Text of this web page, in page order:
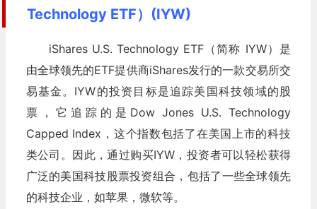
Technology ETF）(IYW)
iShares U.S. Technology ETF（简称 IYW）是
由全球领先的ETF提供商iShares发行的一款交易所交
易基金。IYW的投资目标是追踪美国科技领域的股
票，它追踪的是Dow Jones U.S. Technology
Capped Index，这个指数包括了在美国上市的科技
类公司。因此，通过购买IYW，投资者可以轻松获得
广泛的美国科技股票投资组合，包括了一些全球领先
的科技企业，如苹果，微软等。